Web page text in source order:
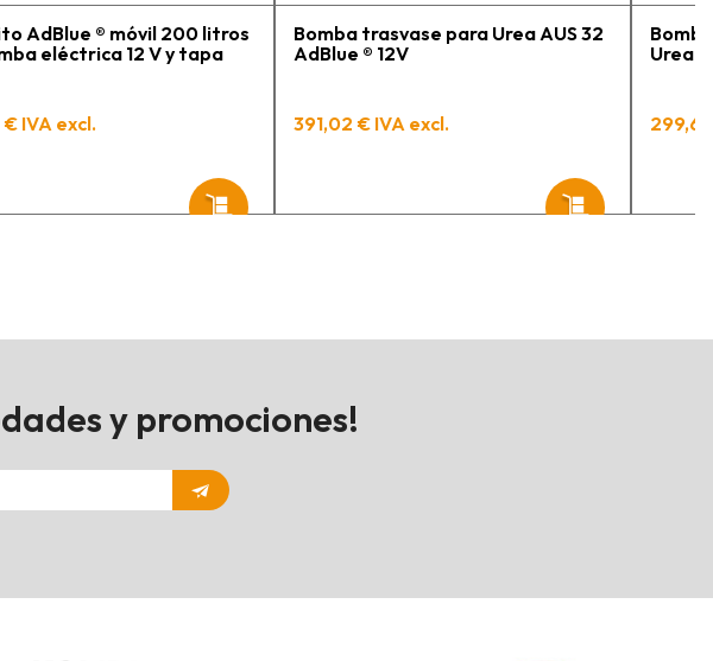
AdBlue ® móvil 200 litros
eléctrica 12 V y tapa
IVA excl.
Bomba trasvase para Urea AUS 32
AdBlue ® 12V
391,02 € IVA excl.
Urea
y promociones!